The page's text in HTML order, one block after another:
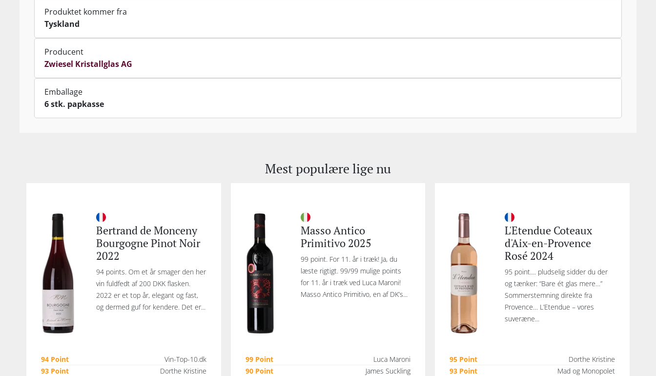
Produktet kommer fra
Tyskland
Producent
Zwiesel Kristallglas AG
Emballage
6 stk. papkasse
Mest populære lige nu
Bertrand de Monceny
Bourgogne Pinot Noir
2022
94 points. Om et år smager den her
vin fuldfedt af 200 DKK flasken.
2022 er et top år, elegant og fast,
og dermed guf for kendere. Det er...
94 Point
Vin-Top-10.dk
93 Point
Dorthe Kristine
Masso Antico
Primitivo 2025
99 point. For 11. år i træk! Ja, du
læste rigtigt. 99/99 mulige points
for 11. år i træk ved Luca Maroni!
Masso Antico Primitivo, en af DK’s...
99 Point
Luca Maroni
90 Point
James Suckling
L'Etendue Coteaux
d'Aix-en-Provence
Rosé 2024
95 point.... pludselig sidder du der
og tænker: “Bare ét glas mere…”
Sommerstemning direkte fra
Provence… L’Etendue – vores
suveræne...
95 Point
Dorthe Kristine
93 Point
Mad og Monopolet